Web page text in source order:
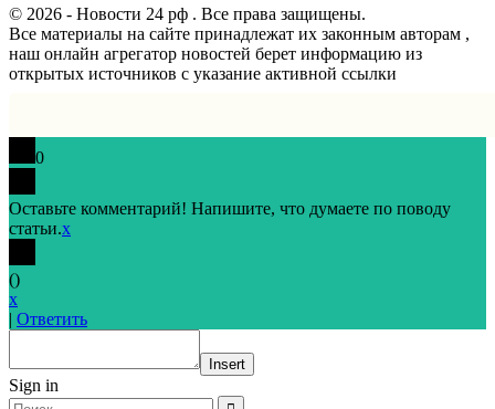
© 2026 - Новости 24 рф . Все права защищены.
Все материалы на сайте принадлежат их законным авторам ,
наш онлайн агрегатор новостей берет информацию из
открытых источников с указание активной ссылки
0
Оставьте комментарий! Напишите, что думаете по поводу
статьи.x
()
x
| Ответить
Insert
Sign in